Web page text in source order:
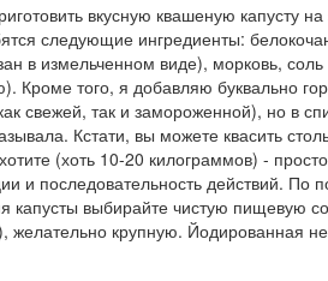
вкусную квашеную капусту
следующие ингредиенты:
в измельченном виде), морковь,
Кроме того, я добавляю буквально
свежей, так и замороженной), но в
Кстати, вы можете квасить
(хоть 10-20 килограммов) -
и последовательность действий. По
капусты выбирайте чистую пищевую
желательно крупную. Йодированная